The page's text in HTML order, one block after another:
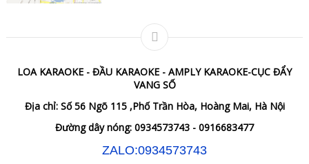
LOA KARAOKE - ĐẦU KARAOKE - AMPLY KARAOKE-CỤC ĐẨY
VANG SỐ
Địa chỉ: Số 56 Ngõ 115 ,Phố Trần Hòa, Hoàng Mai, Hà Nội
Đường dây nóng: 0934573743 - 0916683477
ZALO:0934573743